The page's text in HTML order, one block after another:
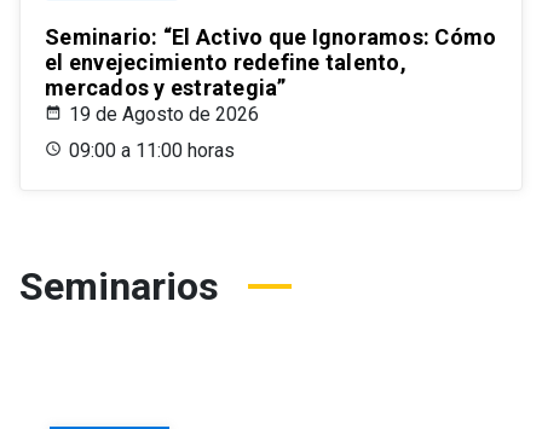
Seminario: “El Activo que Ignoramos: Cómo
el envejecimiento redefine talento,
mercados y estrategia”
19 de Agosto de 2026
09:00 a 11:00 horas
Seminarios